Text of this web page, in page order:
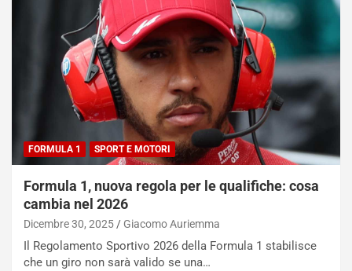
FORMULA 1 SPORT E MOTORI
Formula 1, nuova regola per le qualifiche: cosa
cambia nel 2026
Dicembre 30, 2025 Giacomo Auriemma
Il Regolamento Sportivo 2026 della Formula 1 stabilisce
che un giro non sarà valido se una…